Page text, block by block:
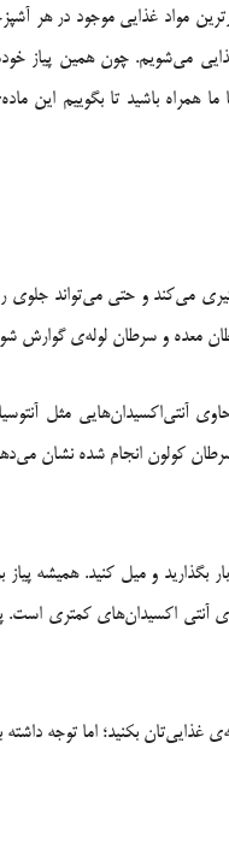
مواد غذایی موجود در هر
می‌شویم. چون همین پیاز
ما همراه باشید تا بگوییم
می‌کند و حتی می‌تواند
معده و سرطان لوله‌ی گوارش
آنتی‌اکسیدان‌هایی مثل
کولون انجام شده نشان
بگذارید و میل کنید. همیشه
آنتی اکسیدان‌های کمتری
غذایی‌تان بکنید؛ اما توجه